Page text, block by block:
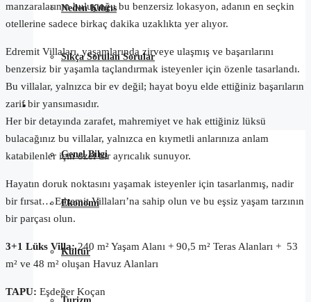
Neden Kıbrıs
Sıkça Sorulan Sorular
Kuzey Kıbrıs
Genel Bilgi
Ekonomi
Kültür
manzaralarının buluştuğu bu benzersiz lokasyon, adanın en seçkin
otellerine sadece birkaç dakika uzaklıkta yer alıyor.
Edremit Villaları, yaşamlarında zirveye ulaşmış ve başarılarını
benzersiz bir yaşamla taçlandırmak isteyenler için özenle tasarlandı.
Bu villalar, yalnızca bir ev değil; hayat boyu elde ettiğiniz başarıların
zarif bir yansımasıdır.
Her bir detayında zarafet, mahremiyet ve hak ettiğiniz lüksü
bulacağınız bu villalar, yalnızca en kıymetli anlarınıza anlam
katabilenler için özel bir ayrıcalık sunuyor.
Hayatın doruk noktasını yaşamak isteyenler için tasarlanmış, nadir
bir fırsat… Edremit Villaları’na sahip olun ve bu eşsiz yaşam tarzının
bir parçası olun.
3+1 Lüks Villa:240 m² Yaşam Alanı + 90,5 m² Teras Alanları + 53
m² ve 48 m² oluşan Havuz Alanları
TAPU: Eşdeğer Koçan